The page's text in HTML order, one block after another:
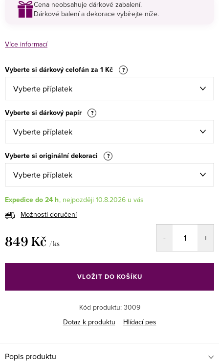
Cena neobsahuje dárkové zabalení.
Dárkové balení a dekorace vybírejte níže.
Více informací
Vyberte si dárkový celofán za 1 Kč ?
Vyberte si dárkový papír ?
Vyberte si originální dekoraci ?
Expedice do 24 h
10.8.2026
Možnosti doručení
849 Kč / ks
cena:
VLOŽIT DO KOŠÍKU
Kód produktu: 3009
Dotaz k produktu
Hlídací pes
Popis produktu